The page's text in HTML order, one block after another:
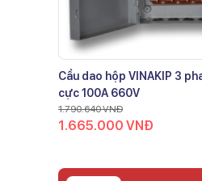
Cầu dao hộp VINAKIP 3
cực 100A 660V
1.790.640VNĐ
1.665.000 VNĐ